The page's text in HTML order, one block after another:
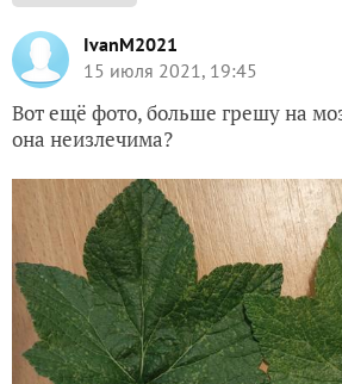
IvanM2021
15 июля 2021, 19:45
Вот ещё фото, больше грешу на
она неизлечима?